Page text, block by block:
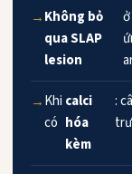
Không bỏ
qua SLAP
lesion
Khi
có
calci
hóa
kèm
: